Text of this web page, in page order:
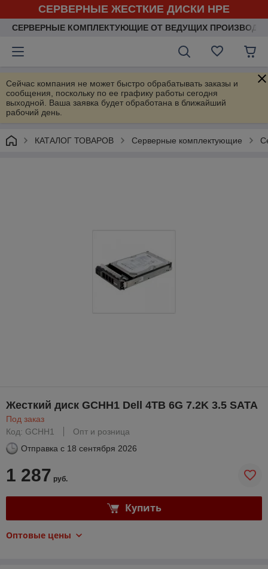
СЕРВЕРНЫЕ ЖЕСТКИЕ ДИСКИ HPE
СЕРВЕРНЫЕ КОМПЛЕКТУЮЩИЕ ОТ ВЕДУЩИХ
Сейчас компания не может быстро обрабатывать заказы и
сообщения, поскольку по ее графику работы сегодня
выходной. Ваша заявка будет обработана в ближайший
рабочий день.
КАТАЛОГ ТОВАРОВ Серверные комплектующие
Жесткий диск GCHH1 Dell 4TB 6G 7.2K 3.5 SATA
Под заказ
Код: GCHH1
Опт и розница
Отправка с 18 сентября 2026
1 287 руб.
Купить
Оптовые цены